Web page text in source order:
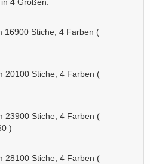
16900 Stiche, 4 Farben (
20100 Stiche, 4 Farben (
23900 Stiche, 4 Farben (
)
28100 Stiche, 4 Farben (